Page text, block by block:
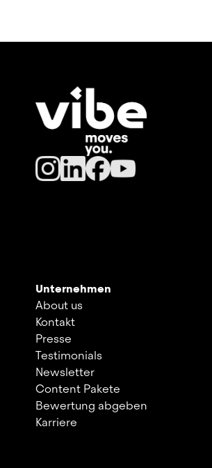
Unternehmen
About us
Kontakt
Presse
Testimonials
Newsletter
Content Pakete
Bewertung abgeben
Karriere